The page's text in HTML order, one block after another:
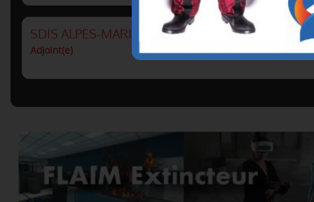
SDIS ALPES-MARITIMES : GROUPEMENT
Adjoint(e)